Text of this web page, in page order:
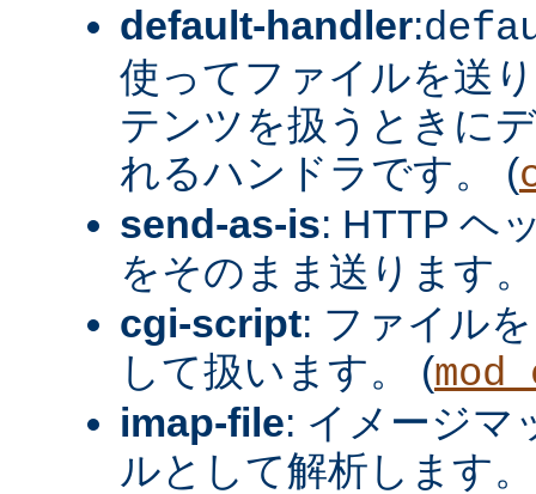
default-handler:
使ってファイルを送
テンツを扱うときに
れるハンドラです。 (
send-as-is: HTTP ヘ
をそのまま送ります
cgi-script: ファイル
して扱います。 (
imap-file: イメージマ
ルとして解析します